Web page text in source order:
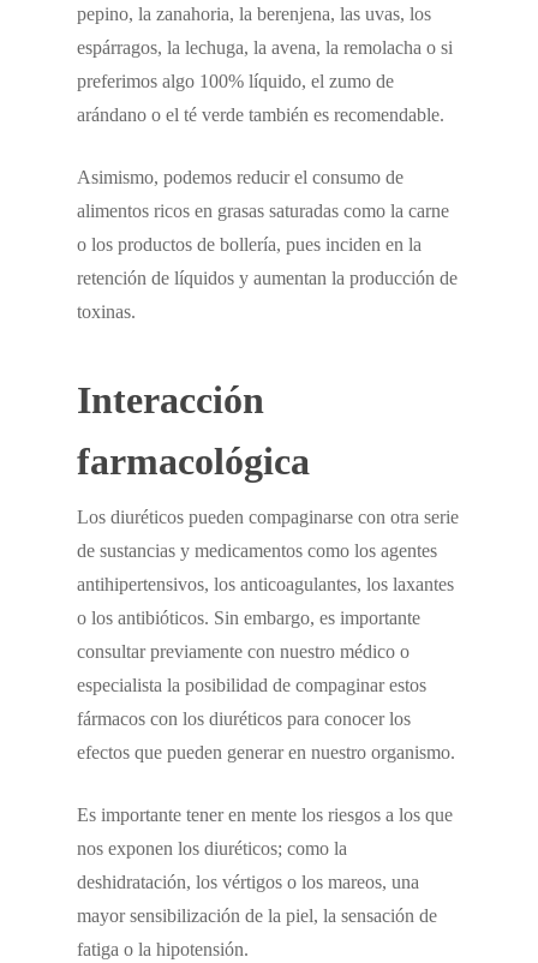
pepino, la zanahoria, la berenjena, las uvas, los
espárragos, la lechuga, la avena, la remolacha o si
preferimos algo 100% líquido, el zumo de
arándano o el té verde también es recomendable.
Asimismo, podemos reducir el consumo de
alimentos ricos en grasas saturadas como la carne
o los productos de bollería, pues inciden en la
retención de líquidos y aumentan la producción de
toxinas.
Interacción
farmacológica
Los diuréticos pueden compaginarse con otra serie
de sustancias y medicamentos como los agentes
antihipertensivos, los anticoagulantes, los laxantes
o los antibióticos. Sin embargo, es importante
consultar previamente con nuestro médico o
especialista la posibilidad de compaginar estos
fármacos con los diuréticos para conocer los
efectos que pueden generar en nuestro organismo.
Es importante tener en mente los riesgos a los que
nos exponen los diuréticos; como la
deshidratación, los vértigos o los mareos, una
mayor sensibilización de la piel, la sensación de
fatiga o la hipotensión.